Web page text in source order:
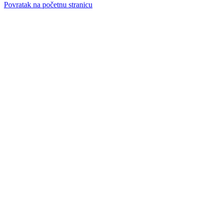
Povratak na početnu stranicu